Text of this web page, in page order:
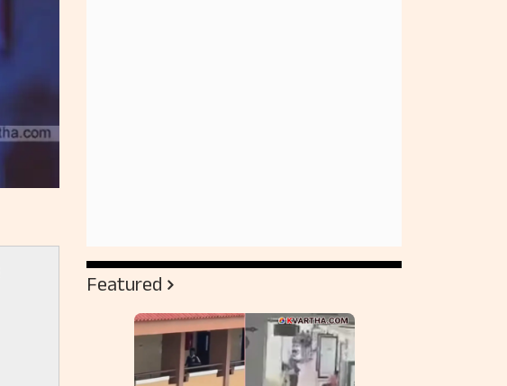
Featured